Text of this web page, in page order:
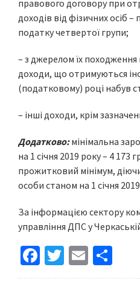
правового договору при
доходів від фізичних осіб –
податку четвертої групи;
– з джерелом їх походження
доходи, що отримуються
(податковому) році набув
– інші доходи, крім
Додатково:мінімальна
на 1 січня 2019 року – 4 173
прожитковий мінімум,
особи станом на 1 січня
За інформацією сектору
управління ДПС у
Fa
ce
T
wi
E
m h